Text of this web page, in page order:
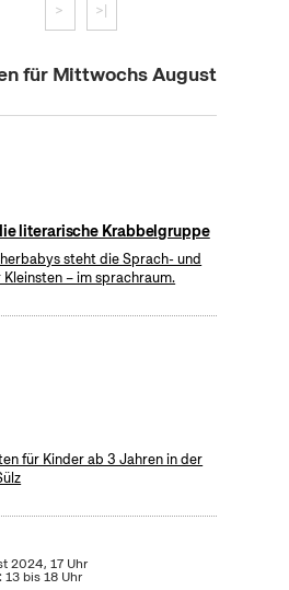
> >|
für Mittwochs August
literarische Krabbelgruppe
steht die Sprach- und
– im sprachraum.
für Kinder ab 3 Jahren in der
2024, 17 Uhr
bis 18 Uhr